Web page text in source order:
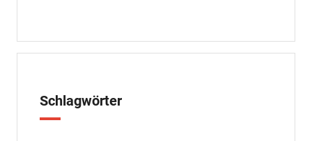
Schlagwörter